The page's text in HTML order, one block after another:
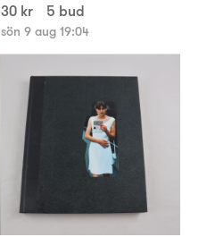
30 kr
5 bud
sön 9 aug 19:04